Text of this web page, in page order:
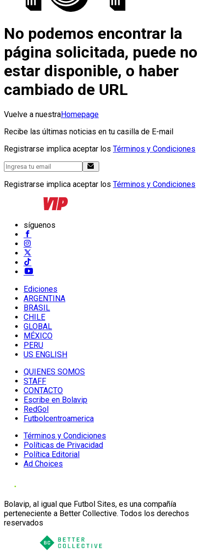
No podemos encontrar la
página solicitada, puede no
estar disponible, o haber
cambiado de URL
Vuelve a nuestraHomepage
Recibe las últimas noticias en tu casilla de E-mail
Registrarse implica aceptar los Términos y Condiciones
Registrarse implica aceptar los Términos y Condiciones
síguenos
Ediciones
ARGENTINA
BRASIL
CHILE
GLOBAL
MÉXICO
PERU
US ENGLISH
QUIENES SOMOS
STAFF
CONTACTO
Escribe en Bolavip
RedGol
Futbolcentroamerica
Términos y Condiciones
Políticas de Privacidad
Política Editorial
Ad Choices
Bolavip, al igual que Futbol Sites, es una compañía
perteneciente a Better Collective. Todos los derechos
reservados